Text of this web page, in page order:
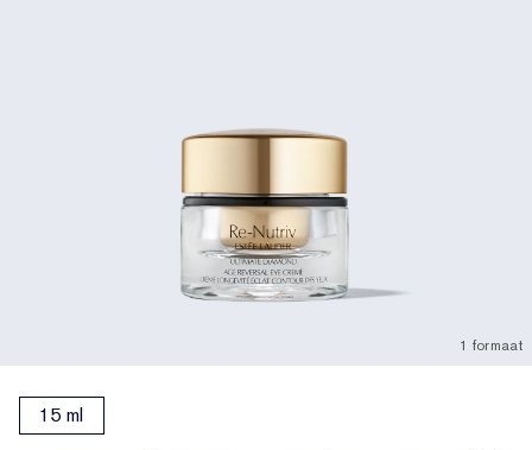
1 formaat
15 ml